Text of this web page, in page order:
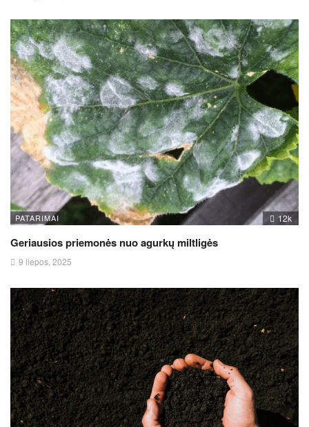
PATARIMAI 12k
Geriausios priemonės nuo agurkų miltligės
9 liepos, 2025